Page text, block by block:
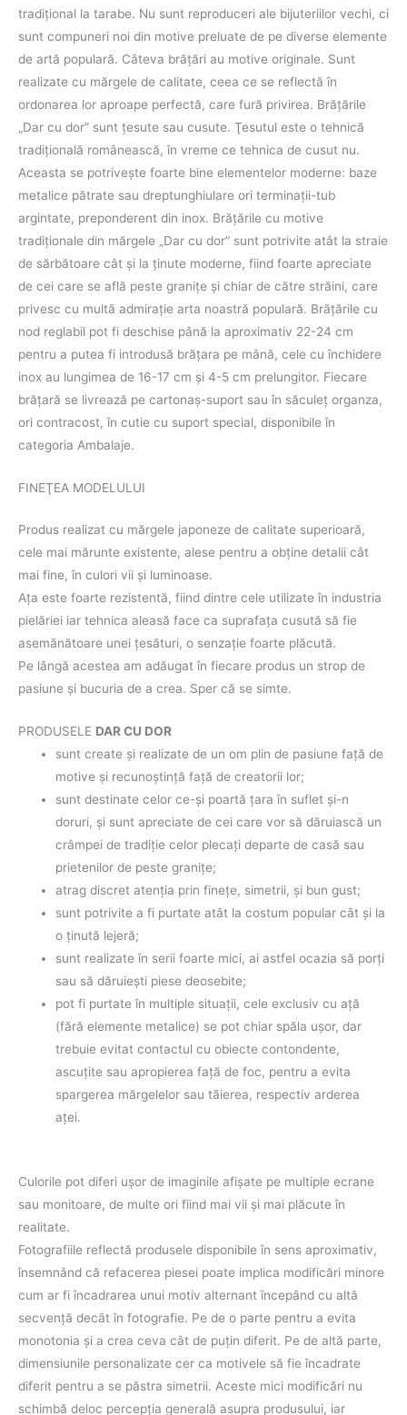
tradiţional la tarabe. Nu sunt reproduceri ale bijuteriilor vechi, ci
sunt compuneri noi din motive preluate de pe diverse elemente
de artă populară. Câteva brăţări au motive originale. Sunt
realizate cu mărgele de calitate, ceea ce se reflectă în
ordonarea lor aproape perfectă, care fură privirea. Brăţările
„Dar cu dor” sunt ţesute sau cusute. Ţesutul este o tehnică
tradiţională românească, în vreme ce tehnica de cusut nu.
Aceasta se potriveşte foarte bine elementelor moderne: baze
metalice pătrate sau dreptunghiulare ori terminaţii-tub
argintate, preponderent din inox. Brăţările cu motive
tradiţionale din mărgele „Dar cu dor” sunt potrivite atât la straie
de sărbătoare cât şi la ţinute moderne, fiind foarte apreciate
de cei care se află peste graniţe şi chiar de către străini, care
privesc cu multă admiraţie arta noastră populară. Brățările cu
nod reglabil pot fi deschise până la aproximativ 22-24 cm
pentru a putea fi introdusă brăţara pe mână, cele cu închidere
inox au lungimea de 16-17 cm și 4-5 cm prelungitor. Fiecare
brăţară se livrează pe cartonaş-suport sau în săculeţ organza,
ori contracost, în cutie cu suport special, disponibile în
categoria Ambalaje.
FINEŢEA MODELULUI
Produs realizat cu mărgele japoneze de calitate superioară,
cele mai mărunte existente, alese pentru a obţine detalii cât
mai fine, în culori vii şi luminoase.
Aţa este foarte rezistentă, fiind dintre cele utilizate în industria
pielăriei iar tehnica aleasă face ca suprafaţa cusută să fie
asemănătoare unei ţesături, o senzaţie foarte plăcută.
Pe lângă acestea am adăugat în fiecare produs un strop de
pasiune şi bucuria de a crea. Sper că se simte.
PRODUSELE DAR CU DOR
sunt create şi realizate de un om plin de pasiune faţă de
motive şi recunoştinţă faţă de creatorii lor;
sunt destinate celor ce-şi poartă ţara în suflet şi-n
doruri, şi sunt apreciate de cei care vor să dăruiască un
crâmpei de tradiţie celor plecaţi departe de casă sau
prietenilor de peste graniţe;
atrag discret atenţia prin fineţe, simetrii, şi bun gust;
sunt potrivite a fi purtate atât la costum popular cât şi la
o ţinută lejeră;
sunt realizate în serii foarte mici, ai astfel ocazia să porţi
sau să dăruieşti piese deosebite;
pot fi purtate în multiple situaţii, cele exclusiv cu aţă
(fără elemente metalice) se pot chiar spăla uşor, dar
trebuie evitat contactul cu obiecte contondente,
ascuţite sau apropierea faţă de foc, pentru a evita
spargerea mărgelelor sau tăierea, respectiv arderea
aţei.
Culorile pot diferi uşor de imaginile afişate pe multiple ecrane
sau monitoare, de multe ori fiind mai vii şi mai plăcute în
realitate.
Fotografiile reflectă produsele disponibile în sens aproximativ,
însemnând că refacerea piesei poate implica modificări minore
cum ar fi încadrarea unui motiv alternant începând cu altă
secvenţă decât în fotografie. Pe de o parte pentru a evita
monotonia şi a crea ceva cât de puţin diferit. Pe de altă parte,
dimensiunile personalizate cer ca motivele să fie încadrate
diferit pentru a se păstra simetrii. Aceste mici modificări nu
schimbă deloc percepţia generală asupra produsului, iar